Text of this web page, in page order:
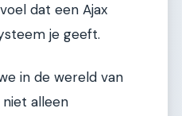
dat een Ajax
je geeft.
in de wereld van
alleen